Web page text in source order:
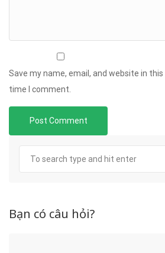
Save my name, email, and website in
time I comment.
Bạn có câu hỏi?